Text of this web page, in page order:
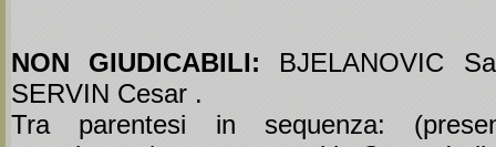
NON GIUDICABILI: BJELANOVIC
SERVIN Cesar .
Tra parentesi in sequenza: